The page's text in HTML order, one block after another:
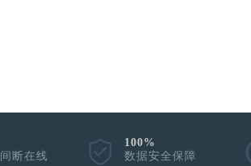
断在线
100%
数据安全保障